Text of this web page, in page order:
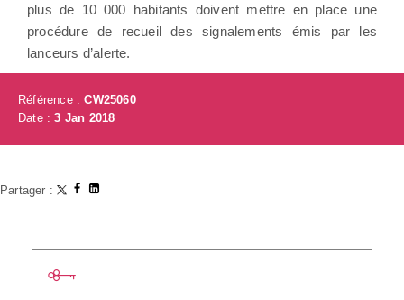
plus de 10 000 habitants doivent mettre en place une
procédure de recueil des signalements émis par les
lanceurs d’alerte.
Référence :CW25060
Date :3 Jan 2018
Partager :